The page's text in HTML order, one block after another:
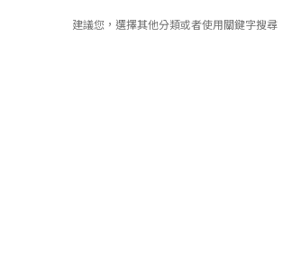
建議您，選擇其他分類或者使用關鍵字搜尋